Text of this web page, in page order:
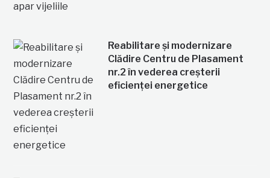
Reabilitare și modernizare
Clădire Centru de Plasament
nr.2 în vederea creșterii
eficienței energetice